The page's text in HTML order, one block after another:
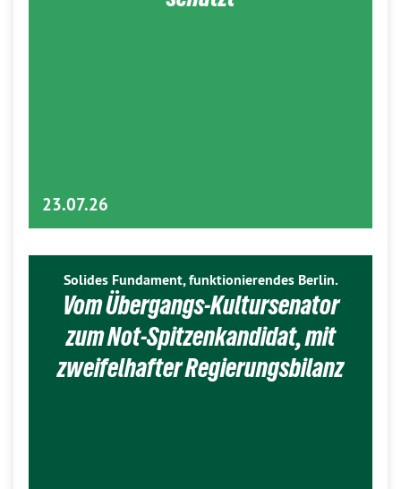
23.07.26
Solides Fundament, funktionierendes Berlin.
Vom Übergangs-Kultursenator
zum Not-Spitzenkandidat, mit
zweifelhafter Regierungsbilanz